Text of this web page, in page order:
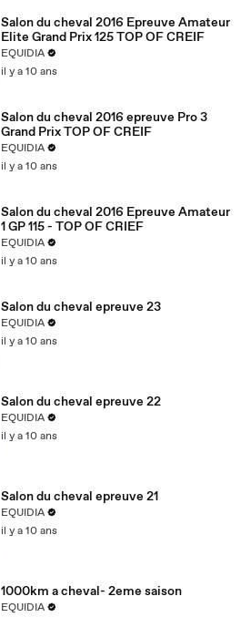
Salon du cheval 2016 Epreuve Amateur
Elite Grand Prix 125 TOP OF CREIF
EQUIDIA
il y a 10 ans
Salon du cheval 2016 epreuve Pro 3
Grand Prix TOP OF CREIF
EQUIDIA
il y a 10 ans
Salon du cheval 2016 Epreuve Amateur
1 GP 115 - TOP OF CRIEF
EQUIDIA
il y a 10 ans
Salon du cheval epreuve 23
EQUIDIA
il y a 10 ans
Salon du cheval epreuve 22
EQUIDIA
il y a 10 ans
Salon du cheval epreuve 21
EQUIDIA
il y a 10 ans
1000km a cheval- 2eme saison
EQUIDIA